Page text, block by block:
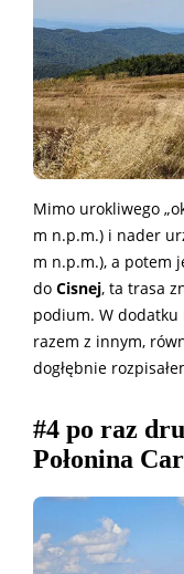
Mimo urokliwego
m n.p.m.) i nader
m n.p.m.), a potem
do Cisnej, ta trasa
podium. W dodatku
razem z innym,
dogłębnie
#4 po raz
Połonina